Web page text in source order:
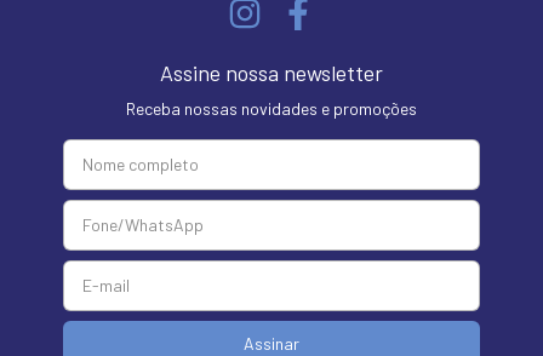
Assine nossa newsletter
Receba nossas novidades e promoções